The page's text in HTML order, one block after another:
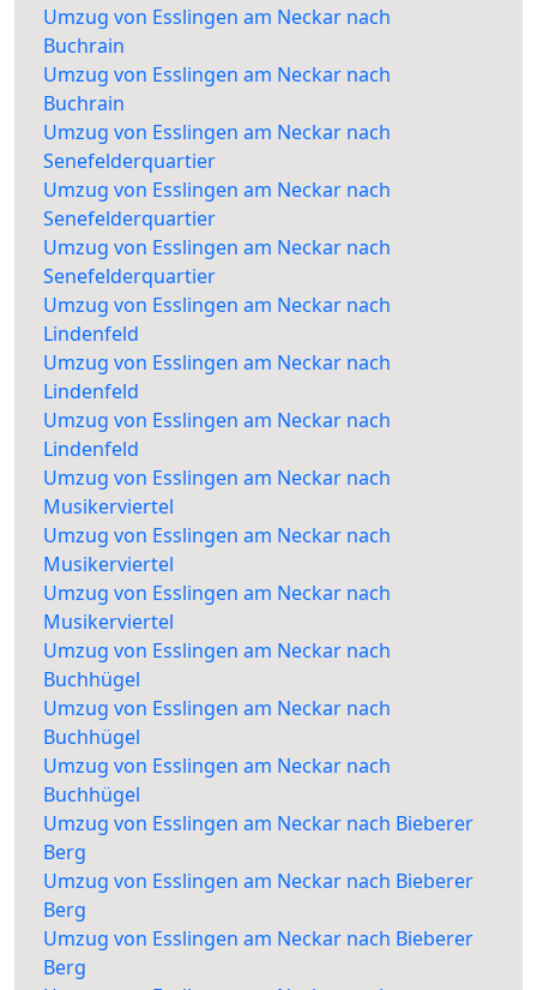
Umzug von Esslingen am Neckar nach
Buchrain
Umzug von Esslingen am Neckar nach
Buchrain
Umzug von Esslingen am Neckar nach
Senefelderquartier
Umzug von Esslingen am Neckar nach
Senefelderquartier
Umzug von Esslingen am Neckar nach
Senefelderquartier
Umzug von Esslingen am Neckar nach
Lindenfeld
Umzug von Esslingen am Neckar nach
Lindenfeld
Umzug von Esslingen am Neckar nach
Lindenfeld
Umzug von Esslingen am Neckar nach
Musikerviertel
Umzug von Esslingen am Neckar nach
Musikerviertel
Umzug von Esslingen am Neckar nach
Musikerviertel
Umzug von Esslingen am Neckar nach
Buchhügel
Umzug von Esslingen am Neckar nach
Buchhügel
Umzug von Esslingen am Neckar nach
Buchhügel
Umzug von Esslingen am Neckar nach Bieberer
Berg
Umzug von Esslingen am Neckar nach Bieberer
Berg
Umzug von Esslingen am Neckar nach Bieberer
Berg